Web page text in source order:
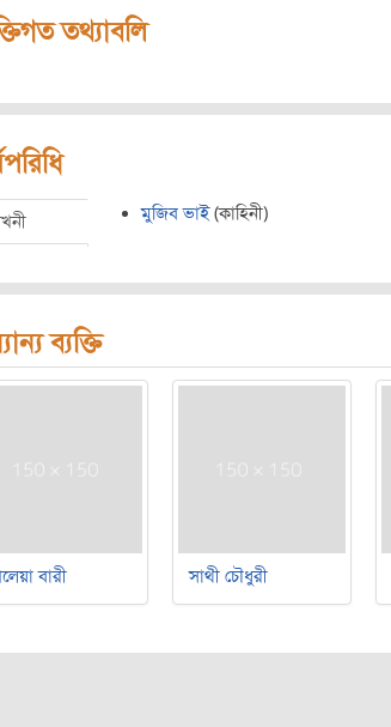
তথ্যাবলি
মুজিব ভাই(কাহিনী)
ব্যক্তি
বারী সাথী চৌধুরী